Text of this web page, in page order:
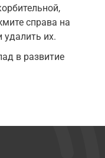
справа на
их.
в развитие